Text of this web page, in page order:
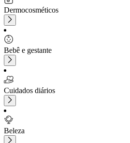
Dermocosméticos
Bebê e gestante
Cuidados diários
Beleza